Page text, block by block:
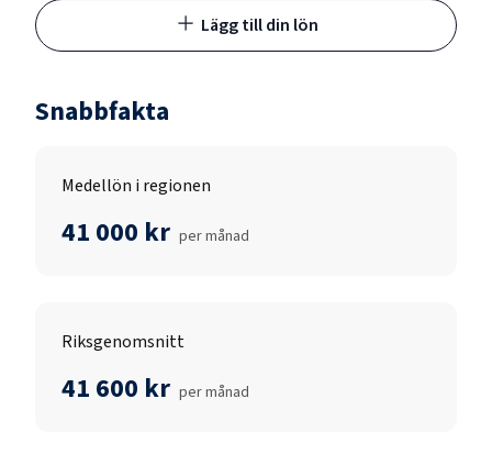
Lägg till din lön
Snabbfakta
Medellön i regionen
41 000 kr per månad
Riksgenomsnitt
41 600 kr per månad